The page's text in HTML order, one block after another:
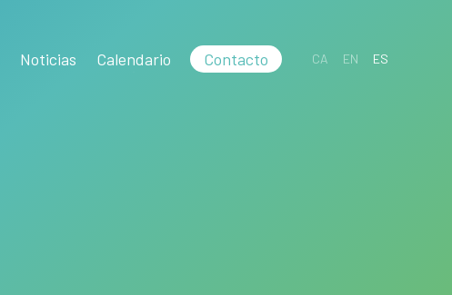
Noticias Calendario Contacto CA EN ES